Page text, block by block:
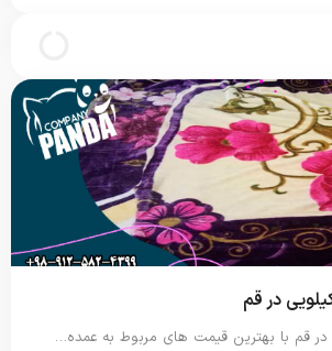
در قم
در قم با بهترین قیمت های مربوط به عمده…